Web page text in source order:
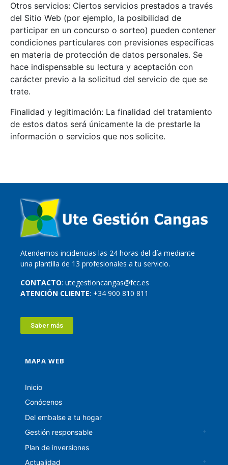
Otros servicios: Ciertos servicios prestados a través
del Sitio Web (por ejemplo, la posibilidad de
participar en un concurso o sorteo) pueden contener
condiciones particulares con previsiones específicas
en materia de protección de datos personales. Se
hace indispensable su lectura y aceptación con
carácter previo a la solicitud del servicio de que se
trate.
Finalidad y legitimación: La finalidad del tratamiento
de estos datos será únicamente la de prestarle la
información o servicios que nos solicite.
Atendemos incidencias las 24 horas del día mediante
una plantilla de 13 profesionales a tu servicio.
CONTACTO: utegestioncangas@fcc.es
ATENCIÓN CLIENTE: +34 900 810 811
Saber más
MAPA WEB
Inicio
Conócenos
Del embalse a tu hogar
Gestión responsable
Plan de inversiones
Actualidad